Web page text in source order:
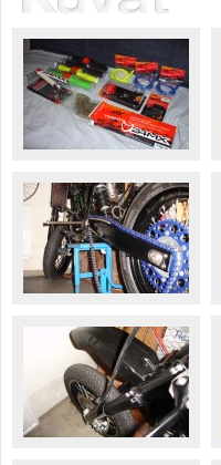
Säännöt ja ohjeet
Uudet ajoneuvot
Uudet kuvat
Uudet videot
Uudet kommentit
MYYDÄÄN
Ohjeet
Ajoneuvot
Osat
TIETOPANKKI
MP15 kuvia
MP14 kuvia
MP13 kuvia
ACS 2015 kuvia
Lisää uusi tapahtuma